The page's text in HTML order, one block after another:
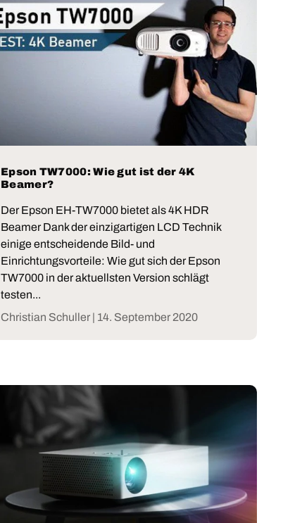
Epson TW7000: Wie gut ist der 4K
Beamer?
Der Epson EH-TW7000 bietet als 4K HDR
Beamer Dank der einzigartigen LCD Technik
einige entscheidende Bild- und
Einrichtungsvorteile: Wie gut sich der Epson
TW7000 in der aktuellsten Version schlägt
testen...
Christian Schuller | 14. September 2020